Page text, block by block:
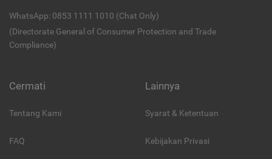
WhatsApp: 0853 1111 1010 (Chat Only)
(Directorate General of Consumer Protection and Trade
Compliance)
Cermati
Tentang Kami
FAQ
Lainnya
Syarat & Ketentuan
Kebijakan Privasi